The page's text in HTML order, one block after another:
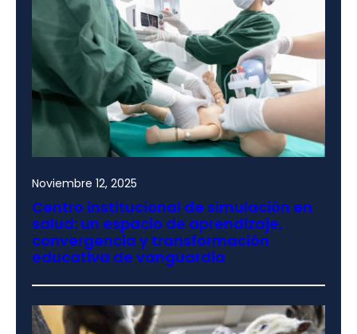
Noviembre 12, 2025
Centro institucional de simulación en
salud: un espacio de aprendizaje,
convergencia y transformación
educativa de vanguardia